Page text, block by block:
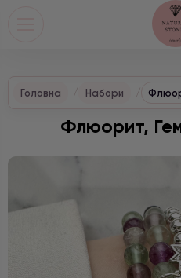
Головна Набори
Флюорит,